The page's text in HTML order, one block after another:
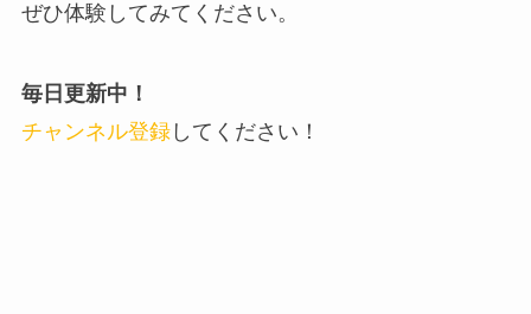
ぜひ体験してみてください。
毎日更新中！
チャンネル登録してください！